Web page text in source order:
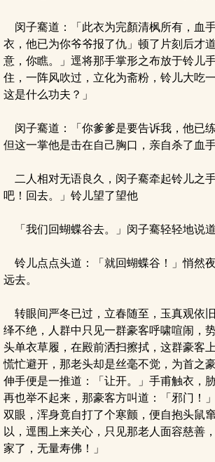
闵子騫道：「此衣为完顏清枫所有，血
衣，他已为你爷爷报了仇」顿了片刻后才
意，你瞧。」逕将那手掌形之布放于铃儿
住，一阵风吹过，立化为斋粉，铃儿大吃
这是什么功夫？」
闵子騫道：「你爹爹是要告诉我，他已
但这一掌他是击在自己胸口，亲自杀了血手
二人相对无语良久，闵子騫牵起铃儿之
吧！回去。」铃儿望了望他
「我们回蝴蝶谷去。」闵子騫轻轻地说道
铃儿点点头道：「就回蝴蝶谷！」悄然
远去。
转眼间严冬已过，立春随至，玉真观依
绎不绝，人群中只见一群豪客呼啸喧闹，
头单衣草履，在殿前洒扫擦拭，这群豪客
慌忙避开，那老头却是丝毫不觉，为首之
伸手便是一推道：「让开。」手甫触衣，
再也举不起来，那豪客方叫道：「邪门！
双眼，浑身竟自打了个寒颤，便自抱头鼠
以，逕围上来关心，只见那老人面容慈善
家了，无量寿佛！」